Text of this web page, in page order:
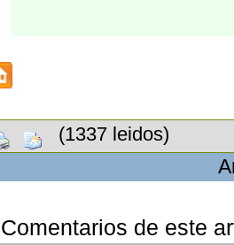
(1337 leidos)
Comentarios de este